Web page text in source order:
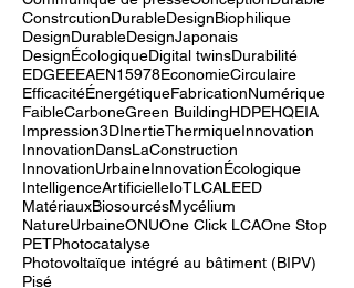
Certification environnementale
ChanvreConstructionCity in a Garden
Communiqué de presseConceptionDurable
ConstrcutionDurableDesignBiophilique
DesignDurableDesignJaponais
DesignÉcologiqueDigital twinsDurabilité
EDGEEEAEN15978EconomieCirculaire
EfficacitéÉnergétiqueFabricationNumérique
FaibleCarboneGreen BuildingHDPEHQE
Impression3DInertieThermiqueInnovation
InnovationDansLaConstruction
InnovationUrbaineInnovationÉcologique
IntelligenceArtificielle
MatériauxBiosourcésMycélium
NatureUrbaine